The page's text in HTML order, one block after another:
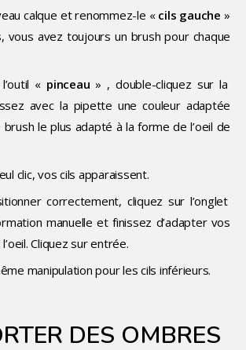
calque et renommez-le « cils gauche »
vous avez toujours un brush pour chaque
« pinceau » , double-cliquez sur la
avec la pipette une couleur adaptée
le plus adapté à la forme de l’oeil de
clic, vos cils apparaissent.
correctement, cliquez sur l’onglet
manuelle et finissez d’adapter vos
Cliquez sur entrée.
manipulation pour les cils inférieurs.
DES OMBRES